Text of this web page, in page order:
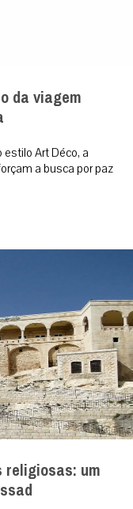
da viagem
Art Déco, a
a busca por paz
um